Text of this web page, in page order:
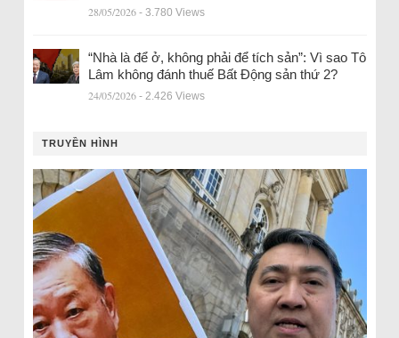
28/05/2026 - 3.780 Views
“Nhà là để ở, không phải để tích sản”: Vì sao Tô
Lâm không đánh thuế Bất Động sản thứ 2?
24/05/2026 - 2.426 Views
TRUYỀN HÌNH